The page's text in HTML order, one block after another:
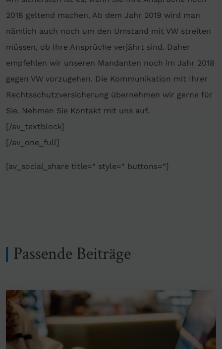
2018 geltend machen. Ab dem Jahr 2019 wird man
nämlich auch noch um den Umstand mit VW streiten
müssen, ob Ihre Ansprüche verjährt sind. Daher
empfehlen wir unseren Mandanten noch im Jahr 2018
gegen VW vorzugehen. Die Kommunikation mit Ihrer
Rechtsschutzversicherung übernehmen wir gerne für
Sie. Nehmen Sie Kontakt mit uns auf.
[/av_textblock]
[/av_one_full]
[av_social_share title=“ style=“ buttons=“]
Passende Beiträge